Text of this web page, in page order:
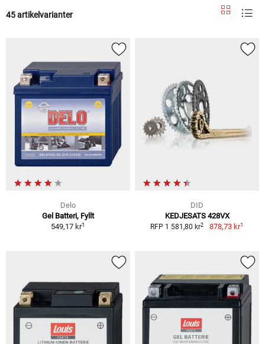
45 artikelvarianter
Delo
Gel Batteri, Fyllt
549,17 kr1
DID
KEDJESATS 428VX
RFP 1 581,80 kr2 878,73 kr1